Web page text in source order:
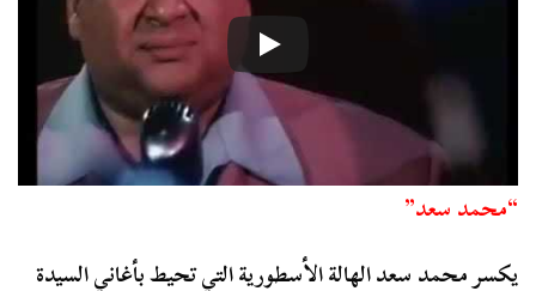
“محمد سعد”
يكسر محمد سعد الهالة الأسطورية التي تحيط بأغاني السيدة